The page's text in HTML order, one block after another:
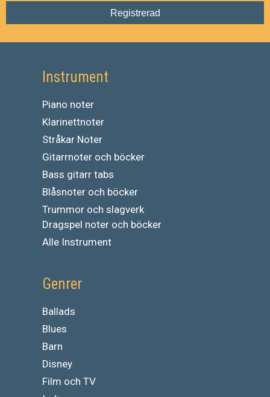
Registrerad
Instrument
Piano noter
Klarinettnoter
Stråkar Noter
Gitarrnoter och böcker
Bass gitarr tabs
Blåsnoter och böcker
Trummor och slagverk
Dragspel noter och böcker
Alle Instrument
Genrer
Ballads
Blues
Barn
Disney
Film och TV